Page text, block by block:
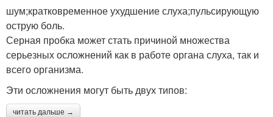
шум;кратковременное ухудшение слуха;пульсирующую
острую боль.
Серная пробка может стать причиной множества
серьезных осложнений как в работе органа слуха, так и
всего организма.
Эти осложнения могут быть двух типов:
читать дальше →